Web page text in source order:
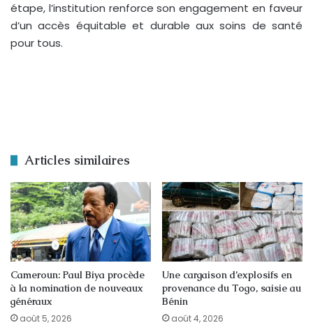
étape, l’institution renforce son engagement en faveur
d’un accès équitable et durable aux soins de santé
pour tous.
Articles similaires
Cameroun: Paul Biya procède
à la nomination de nouveaux
généraux
août 5, 2026
Une cargaison d’explosifs en
provenance du Togo, saisie au
Bénin
août 4, 2026